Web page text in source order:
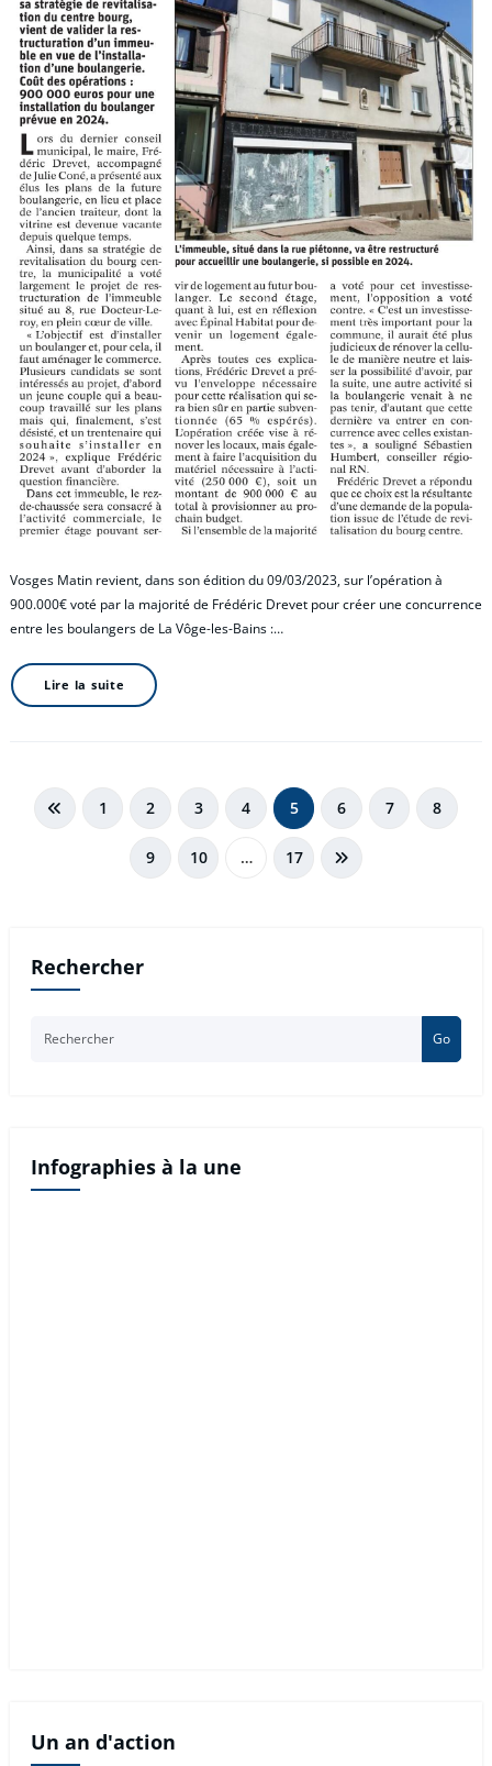
Vosges Matin revient, dans son édition du 09/03/2023, sur l’opération à
900.000€ voté par la majorité de Frédéric Drevet pour créer une concurrence
entre les boulangers de La Vôge-les-Bains :…
Lire la suite
Pagination
1 2 3 4 5 6 7 8
9 10 … 17
Rechercher
Go
Infographies à la une
Un an d'action